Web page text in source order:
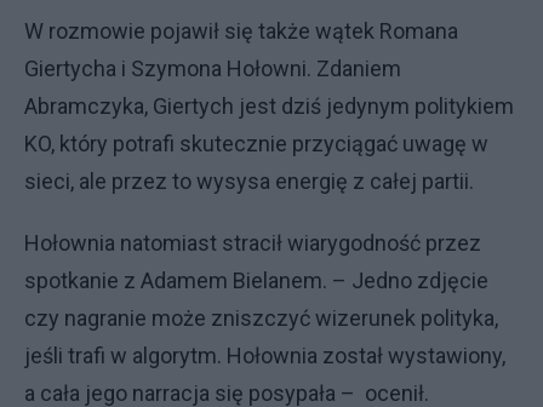
W rozmowie pojawił się także wątek Romana
Giertycha i Szymona Hołowni. Zdaniem
Abramczyka, Giertych jest dziś jedynym politykiem
KO, który potrafi skutecznie przyciągać uwagę w
sieci, ale przez to wysysa energię z całej partii.
Hołownia natomiast stracił wiarygodność przez
spotkanie z Adamem Bielanem. – Jedno zdjęcie
czy nagranie może zniszczyć wizerunek polityka,
jeśli trafi w algorytm. Hołownia został wystawiony,
a cała jego narracja się posypała – ocenił.